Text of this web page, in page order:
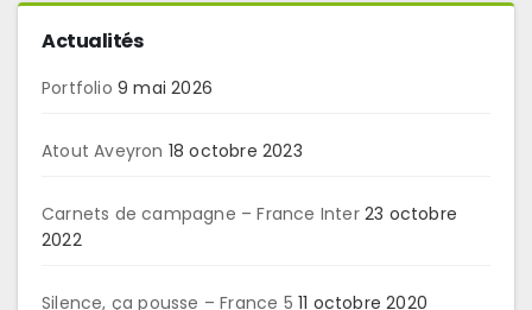
Actualités
Portfolio 9 mai 2026
Atout Aveyron 18 octobre 2023
Carnets de campagne – France Inter 23 octobre
2022
Silence, ça pousse – France 5 11 octobre 2020